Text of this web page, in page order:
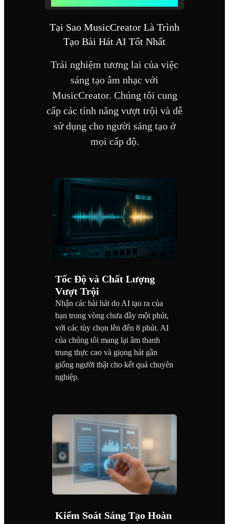
Tại Sao MusicCreator Là Trình
Tạo Bài Hát AI Tốt Nhất
Trải nghiệm tương lai của việc
sáng tạo âm nhạc với
MusicCreator. Chúng tôi cung
cấp các tính năng vượt trội và dễ
sử dụng cho người sáng tạo ở
mọi cấp độ.
Tốc Độ và Chất Lượng
Vượt Trội
Nhận các bài hát do AI tạo ra của
bạn trong vòng chưa đầy một phút,
với các tùy chọn lên đến 8 phút. AI
của chúng tôi mang lại âm thanh
trung thực cao và giọng hát gần
giống người thật cho kết quả chuyên
nghiệp.
Kiểm Soát Sáng Tạo Hoàn